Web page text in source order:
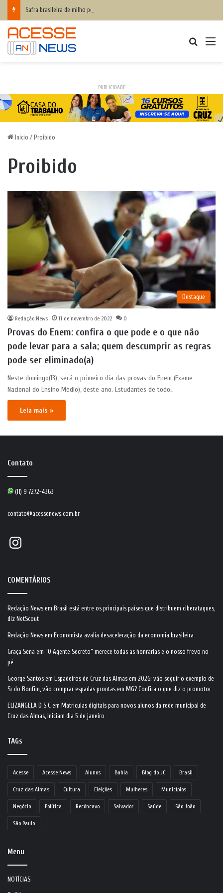
Safra brasileira de milho pode superar 140 milhões de toneladas
PUBLICIDADE
Início / Proibido
Proibido
Destaque
Redação News 11 de novembro de 2022 0
Provas do Enem: confira o que pode e o que não
pode levar para a sala; quem descumprir as regras
pode ser eliminado(a)
Neste domingo(13), será o primeiro dia das provas do Enem (Exame
Nacional do Ensino Médio), deste ano. Estudantes de todo…
Leia mais »
Contato
(11) 9 7272-4363
contato@acessenews.com.br
Instagram
COMENTÁRIOS
Redação News em Brasil está entre os principais países que distribuem ciberataques,
diz NetScout
Redação News em Economista avalia desaceleração da economia brasileira
Graça Sena em “O Agente Secreto” merece todas as honrarias e o nosso frevo no
pé
George Santos em Espadeiros de Cruz das Almas em 2026: vão seguir o exemplo de
Sr do Bonfim, vão comprar espadas prontas em MG? Confira o que diz o promotor
ELIZANGELA D S C em Matrículas digitais para novos alunos da rede municipal de
Cruz das Almas, iniciam dia 5 de janeiro
TAGs
Acesse Acesse News Alunos Bahia Blog do JC Brasil
Cruz das Almas Cultura Eleições Mulheres Municípios
Negócio Política Recôncavo Salvador Saúde São João
São Paulo
Menu
NOTÍCIAS